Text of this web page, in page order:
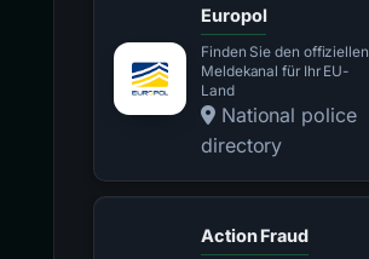
Europol
Finden Sie den offiziellen
Meldekanal für Ihr EU-
Land
National police
directory
Action Fraud